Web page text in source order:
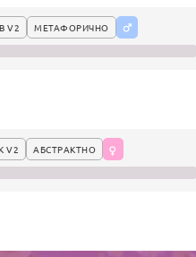
V2 МЕТАФОРИЧНО
V2 АБСТРАКТНО